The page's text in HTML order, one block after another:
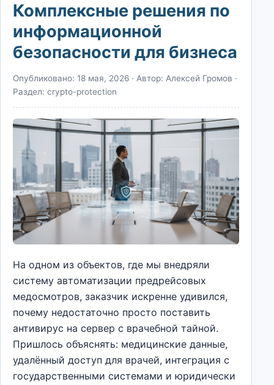
Комплексные решения по
информационной
безопасности для бизнеса
Опубликовано: 18 мая, 2026 · Автор: Алексей Громов ·
Раздел: crypto-protection
На одном из объектов, где мы внедряли
систему автоматизации предрейсовых
медосмотров, заказчик искренне удивился,
почему недостаточно просто поставить
антивирус на сервер с врачебной тайной.
Пришлось объяснять: медицинские данные,
удалённый доступ для врачей, интеграция с
государственными системами и юридически